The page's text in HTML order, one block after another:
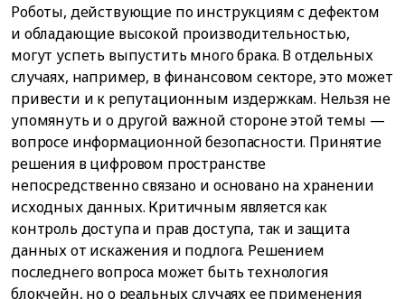
Роботы, действующие по инструкциям с дефектом
и обладающие высокой производительностью,
могут успеть выпустить много брака. В отдельных
случаях, например, в финансовом секторе, это может
привести и к репутационным издержкам. Нельзя не
упомянуть и о другой важной стороне этой темы —
вопросе информационной безопасности. Принятие
решения в цифровом пространстве
непосредственно связано и основано на хранении
исходных данных. Критичным является как
контроль доступа и прав доступа, так и защита
данных от искажения и подлога. Решением
последнего вопроса может быть технология
блокчейн, но о реальных случаях ее применения